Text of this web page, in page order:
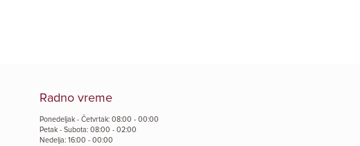
Radno vreme
Ponedeljak - Četvrtak: 08:00 - 00:00
Petak - Subota: 08:00 - 02:00
Nedelja: 16:00 - 00:00